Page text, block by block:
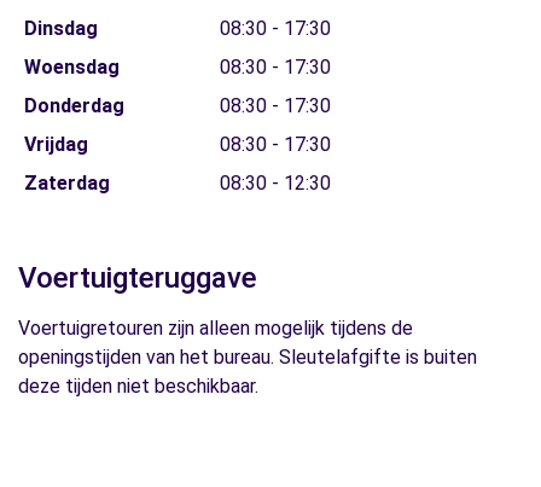
Dinsdag
08:30 - 17:30
Woensdag
08:30 - 17:30
Donderdag
08:30 - 17:30
Vrijdag
08:30 - 17:30
Zaterdag
08:30 - 12:30
Voertuigteruggave
Voertuigretouren zijn alleen mogelijk tijdens de
openingstijden van het bureau. Sleutelafgifte is buiten
deze tijden niet beschikbaar.